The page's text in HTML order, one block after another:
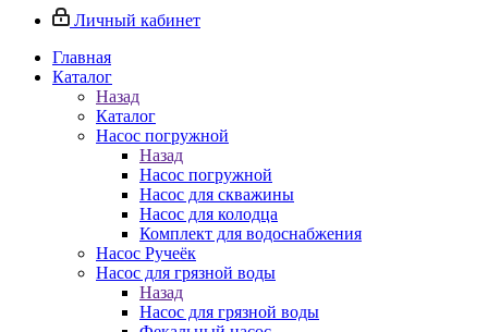
Личный кабинет
Главная
Каталог
Назад
Каталог
Насос погружной
Назад
Насос погружной
Насос для скважины
Насос для колодца
Комплект для водоснабжения
Насос Ручеёк
Насос для грязной воды
Назад
Насос для грязной воды